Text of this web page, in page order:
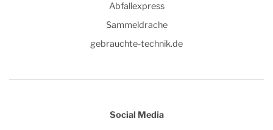
Abfallexpress
Sammeldrache
gebrauchte-technik.de
Social Media